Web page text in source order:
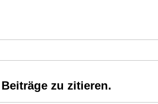
zu zitieren.